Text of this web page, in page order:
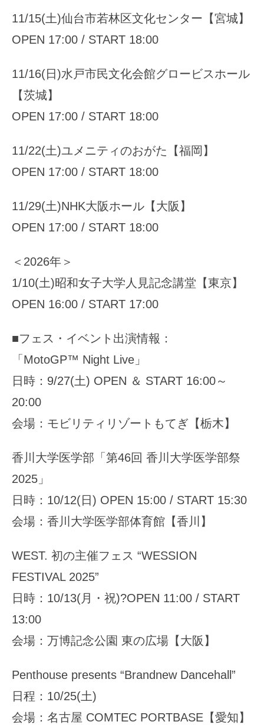
11/15(土)仙台市若林区文化センター【宮城】
OPEN 17:00 / START 18:00
11/16(日)水戸市民文化会館グロービスホール
【茨城】
OPEN 17:00 / START 18:00
11/22(土)ユメニティのおがた【福岡】
OPEN 17:00 / START 18:00
11/29(土)NHK大阪ホール【大阪】
OPEN 17:00 / START 18:00
＜2026年＞
1/10(土)昭和女子大学人見記念講堂【東京】
OPEN 16:00 / START 17:00
■フェス・イベント出演情報：
「MotoGP™︎ Night Live」
日時：9/27(土) OPEN ＆ START 16:00～
20:00
会場：モビリティリゾートもてぎ【栃木】
香川大学医学部「第46回 香川大学医学部祭
2025」
日時：10/12(日) OPEN 15:00 / START 15:30
会場：香川大学医学部体育館【香川】
WEST. 初の主催フェス “WESSION
FESTIVAL 2025”
日時：10/13(月・祝)?OPEN 11:00 / START
13:00
会場：万博記念公園 東の広場【大阪】
Penthouse presents “Brandnew Dancehall”
日程：10/25(土)
会場：名古屋 COMTEC PORTBASE【愛知】